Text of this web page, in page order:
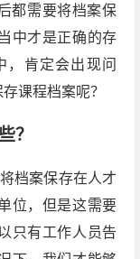
都需要将档案保
中才是正确的存
，肯定会出现问
课程档案呢？
？
档案保存在人才
位，但是这需要
只有工作人员告